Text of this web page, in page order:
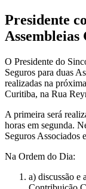
Presidente
O Presidente do
Seguros para duas
realizadas na
Curitiba, na Rua
A primeira será
horas em segunda.
Seguros Associados
Na Ordem do Dia:
a) discussão e